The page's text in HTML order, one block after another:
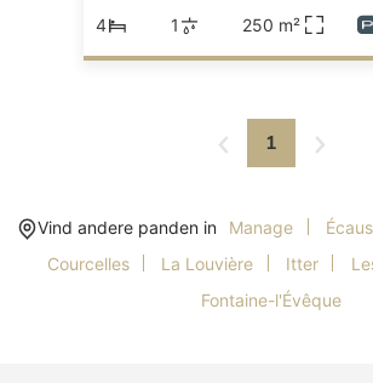
4 1 250 m²
1
Vind andere panden in Manage
Courcelles
La Louvière Itter
Fontaine-l'Évêque